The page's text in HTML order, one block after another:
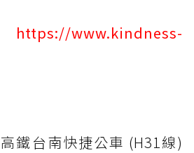
https://www.kindness-
鐵台南快捷公車 (H31線)